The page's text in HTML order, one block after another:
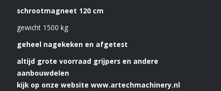
schrootmagneet 120 cm
gewicht 1500 kg
geheel nagekeken en afgetest
altijd grote voorraad grijpers en andere
aanbouwdelen
kijk op onze website www.artechmachinery.nl